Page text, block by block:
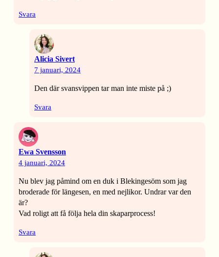
Svara
Alicia Sivert
7 januari, 2024
Den där svansvippen tar man inte miste på ;)
Svara
Ewa Svensson
4 januari, 2024
Nu blev jag påmind om en duk i Blekingesöm som jag
broderade för längesen, en med nejlikor. Undrar var den
är?
Vad roligt att få följa hela din skaparprocess!
Svara